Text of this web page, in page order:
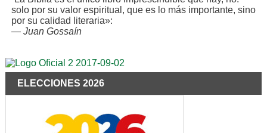
solo por su valor espiritual, que es lo más importante, sino
por su calidad literaria»:
— Juan Gossaín
ELECCIONES 2026